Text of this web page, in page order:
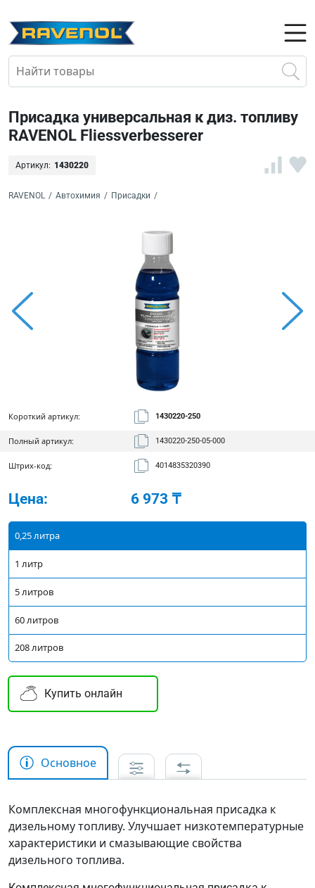
Присадка универсальная к диз. топливу
RAVENOL Fliessverbesserer
Артикул: 1430220
RAVENOL / Автохимия / Присадки /
Короткий артикул: 1430220-250
Полный артикул: 1430220-250-05-000
Штрих-код: 4014835320390
Цена: 6 973 ₸
0,25 литра
1 литр
5 литров
60 литров
208 литров
Купить онлайн
Основное
Комплексная многофункциональная присадка к
дизельному топливу. Улучшает низкотемпературные
характеристики и смазывающие свойства
дизельного топлива.